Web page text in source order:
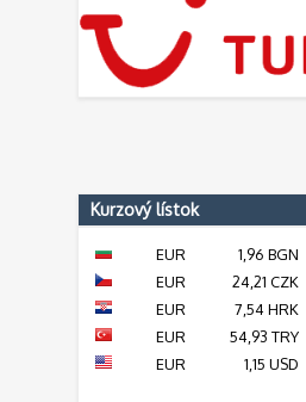
Kurzový lístok
EUR
1,96 BGN
EUR
24,21 CZK
EUR
7,54 HRK
EUR
54,93 TRY
EUR
1,15 USD